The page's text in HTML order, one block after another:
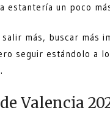
estantería un poco
más, buscar más
seguir estándolo a
Valencia